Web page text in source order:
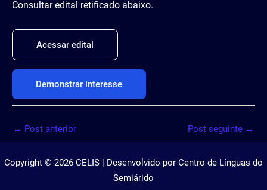
Consultar edital retificado abaixo.
Acessar edital
Demonstrar interesse
← Post anterior Post seguinte →
Copyright © 2026 CELIS | Desenvolvido por Centro de Línguas do
Semiárido